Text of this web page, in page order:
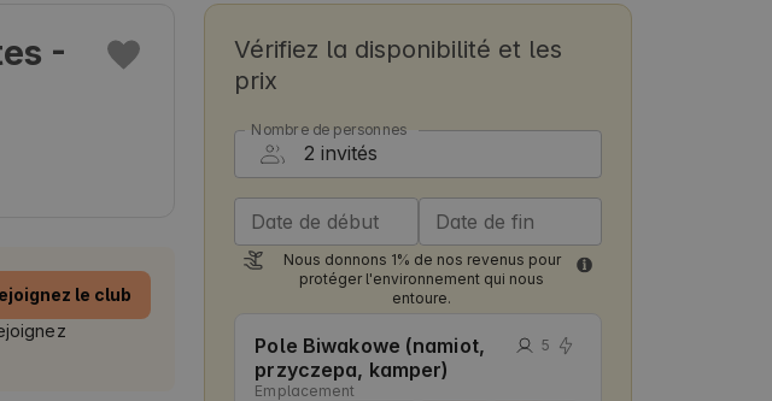
-
le club
Vérifiez la disponibilité et les
prix
Nombre de personnes
Date de début Date de fin
Nous donnons 1% de nos revenus pour
protéger l'environnement qui nous
entoure.
Pole Biwakowe (namiot,
przyczepa, kamper)
Emplacement
5